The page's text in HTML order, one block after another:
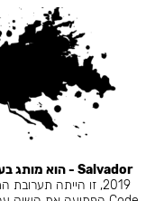
Salvador - הוא מותג בעל היסטוריה שהחלה ב-Daly Code.